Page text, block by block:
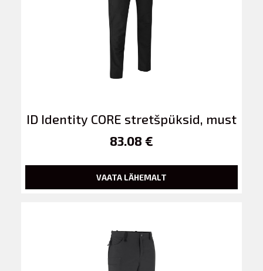
ID Identity CORE stretšpüksid, must
83.08 €
VAATA LÄHEMALT